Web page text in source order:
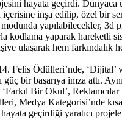
hayata geçirdi.
inşa edilip, özel bir
yapılabilecekler,
kodlama yaparak hareketli
ulaşarak hem
Felis Ödülleri’nde,
bir başarıya imza attı.
Bir Okul’,
Medya Kategorisi’nde
geçirdiği yaratıcı